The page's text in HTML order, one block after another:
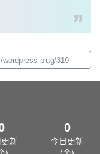
plug/319
新
0
今日更新